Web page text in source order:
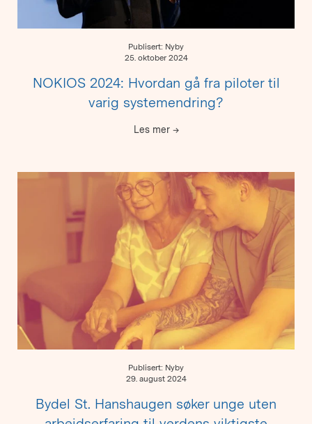
Publisert: Nyby
25. oktober 2024
NOKIOS 2024: Hvordan gå fra piloter til
varig systemendring?
Les mer →
Publisert: Nyby
29. august 2024
Bydel St. Hanshaugen søker unge uten